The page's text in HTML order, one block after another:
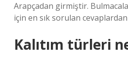
Arapçadan girmiştir.
için en sık sorulan cevaplardan
Kalıtım türleri